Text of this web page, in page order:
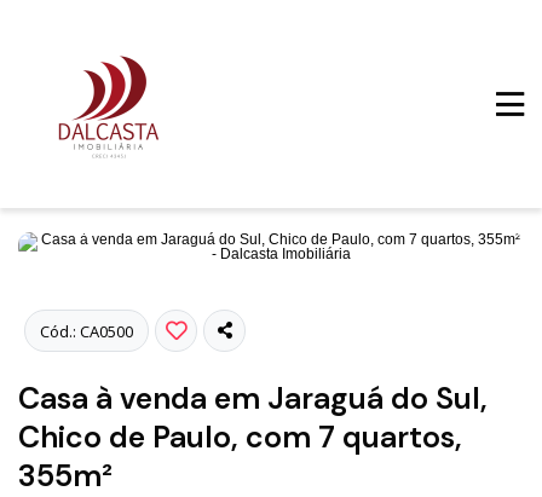
Cód.: CA0500
Casa à venda em Jaraguá do Sul,
Chico de Paulo, com 7 quartos,
355m²